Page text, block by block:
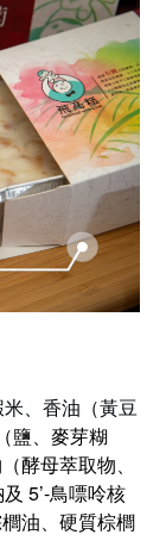
、香油（黃豆
鹽、麥芽糊
酵母萃取物、
5’-鳥嘌呤核
油、硬質棕櫚